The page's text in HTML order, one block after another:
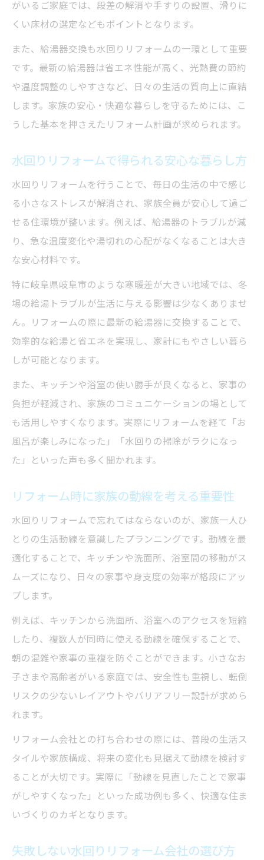
画
急な給湯器故障に対応するための備えとは
水回りリフォームで給湯器を長持ちさせる
方法
賢い給湯器交換と水回りリフォームの連携
術
リフォーム会社選びで失敗しないポイント
水回りリフォームの成功ポイント徹底解説
給湯器交換も含めた見積もりの取り方
水回りリフォームの口コミ情報活用術
費用対効果の高い水回りリフォームの秘訣
暮らしに寄り添う給湯器と設備の選び方
家族構成に合わせた給湯器と水回りリフォ
ーム
水回りリフォームで重視したい設備の選び
方
給湯器交換時に知っておきたい最新設備情
報
失敗しない給湯器と水回りリフォームの選
択基準
設備選びで快適さを実現する水回りリフォ
リフォーム事例から学ぶ住まいの快適化
水回りリフォーム事例で分かる快適空間づ
くり
給湯器交換を含むリフォームのビフォーア
フター
イント
リフォーム事例から費用相場を知るコツ
水回りリフォームで実現した快適な変化と
は
がいるご家庭では、段差の解消や手すりの設置、滑りに
くい床材の選定などもポイントとなります。
また、給湯器交換も水回りリフォームの一環として重要
です。最新の給湯器は省エネ性能が高く、光熱費の節約
や温度調整のしやすさなど、日々の生活の質向上に直結
します。家族の安心・快適な暮らしを守るためには、こ
うした基本を押さえたリフォーム計画が求められます。
水回りリフォームで得られる安心な暮らし方
水回りリフォームを行うことで、毎日の生活の中で感じ
る小さなストレスが解消され、家族全員が安心して過ご
せる住環境が整います。例えば、給湯器のトラブルが減
り、急な温度変化や湯切れの心配がなくなることは大き
な安心材料です。
特に岐阜県岐阜市のような寒暖差が大きい地域では、冬
場の給湯トラブルが生活に与える影響は少なくありませ
ん。リフォームの際に最新の給湯器に交換することで、
効率的な給湯と省エネを実現し、家計にもやさしい暮ら
しが可能となります。
また、キッチンや浴室の使い勝手が良くなると、家事の
負担が軽減され、家族のコミュニケーションの場として
も活用しやすくなります。実際にリフォームを経て「お
風呂が楽しみになった」「水回りの掃除がラクになっ
た」といった声も多く聞かれます。
リフォーム時に家族の動線を考える重要性
水回りリフォームで忘れてはならないのが、家族一人ひ
とりの生活動線を意識したプランニングです。動線を最
適化することで、キッチンや洗面所、浴室間の移動がス
ムーズになり、日々の家事や身支度の効率が格段にアッ
プします。
例えば、キッチンから洗面所、浴室へのアクセスを短縮
したり、複数人が同時に使える動線を確保することで、
朝の混雑や家事の重複を防ぐことができます。小さなお
子さまや高齢者がいる家庭では、安全性も重視し、転倒
リスクの少ないレイアウトやバリアフリー設計が求めら
れます。
リフォーム会社との打ち合わせの際には、普段の生活ス
タイルや家族構成、将来の変化も見据えて動線を検討す
ることが大切です。実際に「動線を見直したことで家事
がしやすくなった」といった成功例も多く、快適な住ま
いづくりのカギとなります。
失敗しない水回りリフォーム会社の選び方